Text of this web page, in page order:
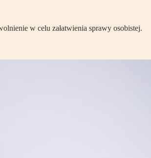
w celu załatwienia sprawy osobistej.